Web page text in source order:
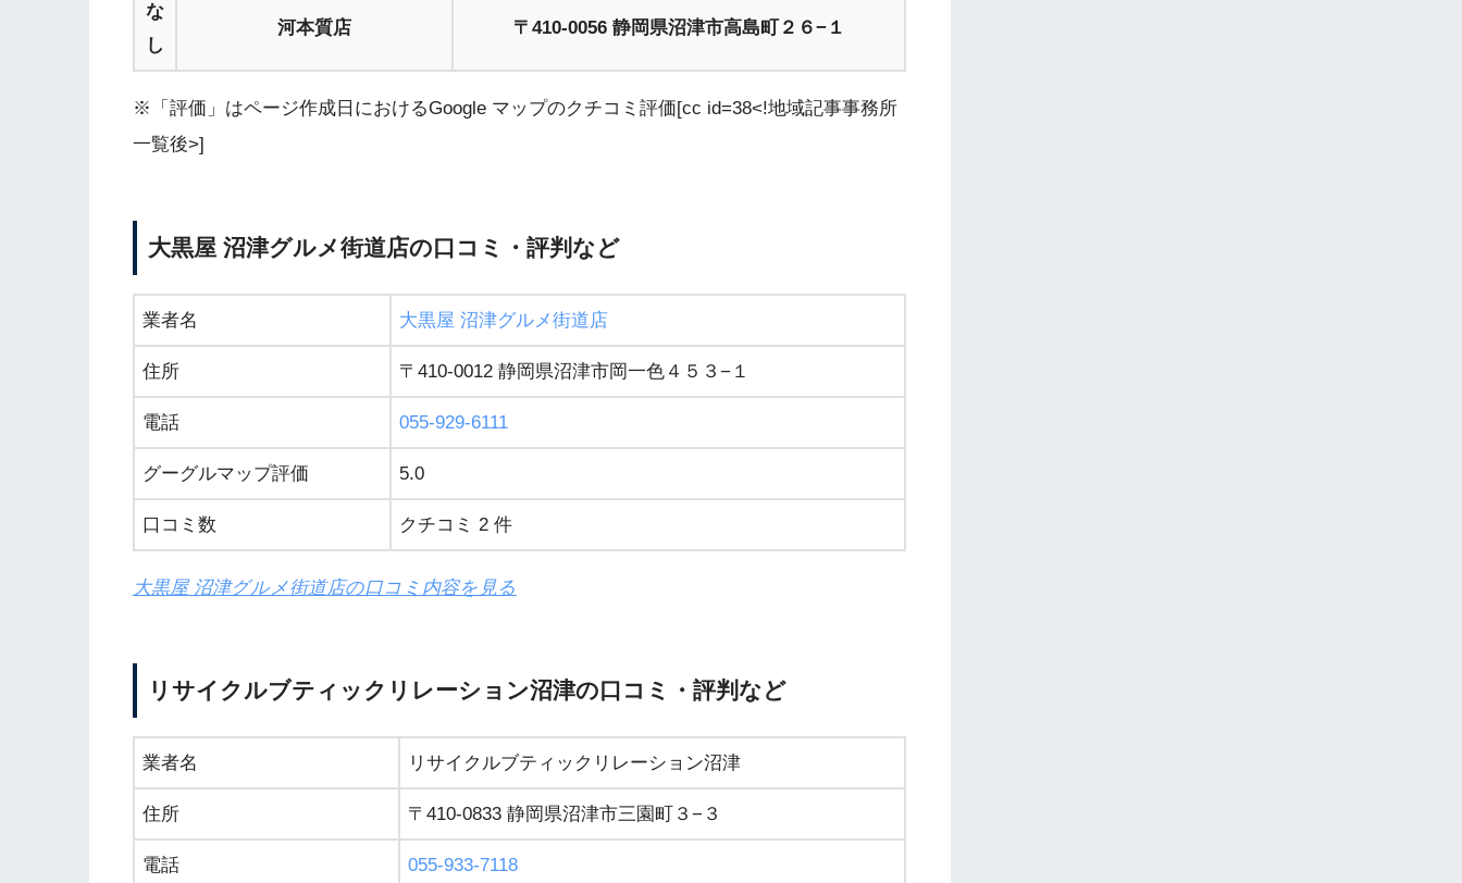
な
し
河本質店 〒410-0056 静岡県沼津市高島町２６−１
※「評価」はページ作成日におけるGoogle マップのクチコミ評価[cc id=38<!地域記事事務所
一覧後>]
大黒屋 沼津グルメ街道店の口コミ・評判など
業者名 大黒屋 沼津グルメ街道店
住所 〒410-0012 静岡県沼津市岡一色４５３−１
電話 055-929-6111
グーグルマップ評価 5.0
口コミ数 クチコミ 2 件
大黒屋 沼津グルメ街道店の口コミ内容を見る
リサイクルブティックリレーション沼津の口コミ・評判など
業者名 リサイクルブティックリレーション沼津
住所 〒410-0833 静岡県沼津市三園町３−３
電話 055-933-7118